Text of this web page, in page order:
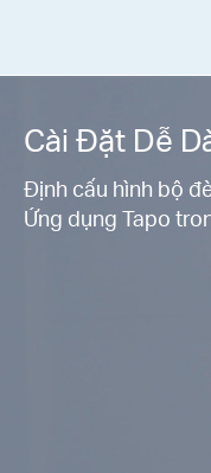
Cài Đặt Dễ
Định cấu hình bộ
Ứng dụng Tapo